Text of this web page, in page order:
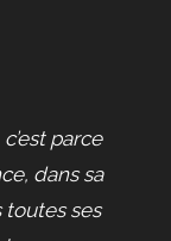
parce
dans sa
toutes ses